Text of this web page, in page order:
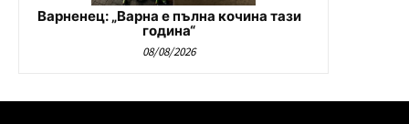
Варненец: „Варна е пълна кочина тази
година“
08/08/2026